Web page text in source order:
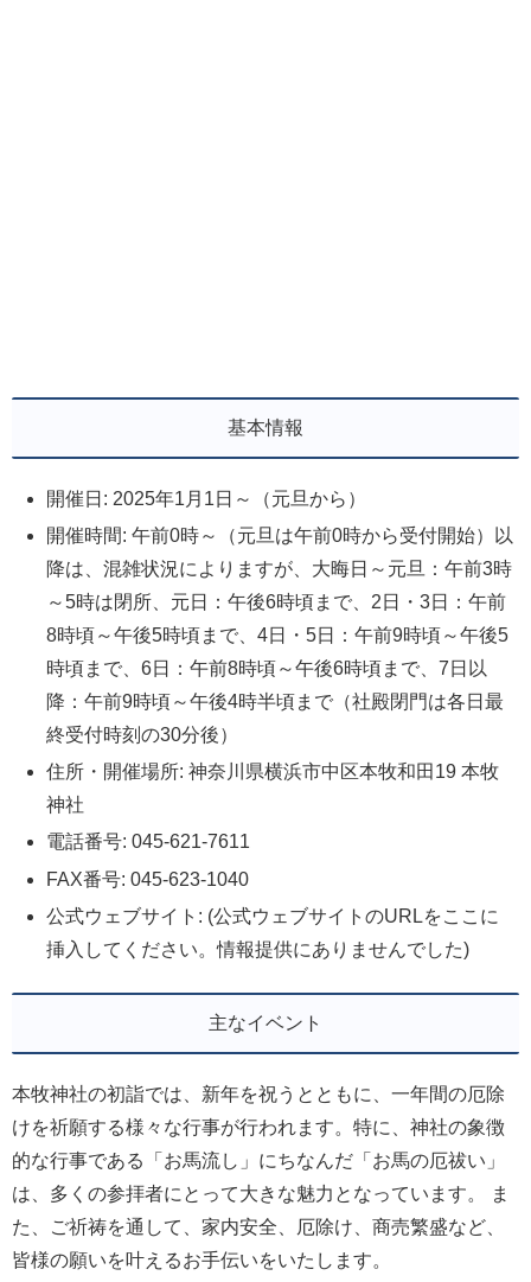
基本情報
開催日: 2025年1月1日～（元旦から）
開催時間: 午前0時～（元旦は午前0時から受付開始）以
降は、混雑状況によりますが、大晦日～元旦：午前3時
～5時は閉所、元日：午後6時頃まで、2日・3日：午前
8時頃～午後5時頃まで、4日・5日：午前9時頃～午後5
時頃まで、6日：午前8時頃～午後6時頃まで、7日以
降：午前9時頃～午後4時半頃まで（社殿閉門は各日最
終受付時刻の30分後）
住所・開催場所: 神奈川県横浜市中区本牧和田19 本牧
神社
電話番号: 045-621-7611
FAX番号: 045-623-1040
公式ウェブサイト: (公式ウェブサイトのURLをここに
挿入してください。情報提供にありませんでした)
主なイベント
本牧神社の初詣では、新年を祝うとともに、一年間の厄除
けを祈願する様々な行事が行われます。特に、神社の象徴
的な行事である「お馬流し」にちなんだ「お馬の厄祓い」
は、多くの参拝者にとって大きな魅力となっています。 ま
た、ご祈祷を通して、家内安全、厄除け、商売繁盛など、
皆様の願いを叶えるお手伝いをいたします。